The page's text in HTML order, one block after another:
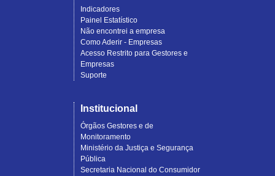
Indicadores
Painel Estatístico
Não encontrei a empresa
Como Aderir - Empresas
Acesso Restrito para Gestores e
Empresas
Suporte
Institucional
Órgãos Gestores e de
Monitoramento
Ministério da Justiça e Segurança
Pública
Secretaria Nacional do Consumidor